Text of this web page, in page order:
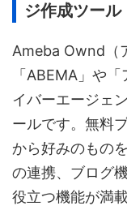
ジ作成ツール
Ameba Ownd（
「ABEMA」や
イバーエージェ
ールです。無料
から好みのもの
の連携、ブログ
役立つ機能が満載